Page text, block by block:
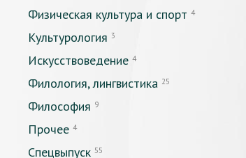
Физическая культура и спорт 4
Культурология 3
Искусствоведение 4
Филология, лингвистика 25
Философия 9
Прочее 4
Спецвыпуск 55